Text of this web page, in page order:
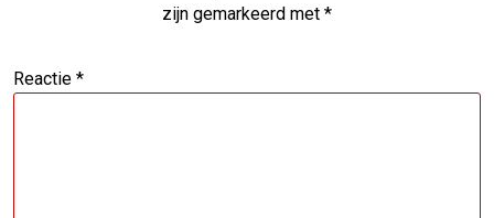
zijn gemarkeerd met *
Reactie *